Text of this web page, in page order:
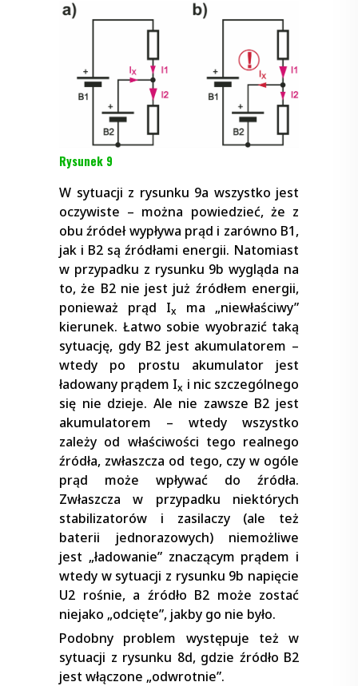
Rysunek 9
W sytuacji z rysunku 9a wszystko jest
oczywiste – można powiedzieć, że z
obu źródeł wypływa prąd i zarówno B1,
jak i B2 są źródłami energii. Natomiast
w przypadku z rysunku 9b wygląda na
to, że B2 nie jest już źródłem energii,
ponieważ prąd Ix
ma „niewłaściwy”
kierunek. Łatwo sobie wyobrazić taką
sytuację, gdy B2 jest akumulatorem –
wtedy po prostu akumulator jest
ładowany prądem Ix i nic szczególnego
się nie dzieje. Ale nie zawsze B2 jest
akumulatorem – wtedy wszystko
zależy od właściwości tego realnego
źródła, zwłaszcza od tego, czy w ogóle
prąd może wpływać do źródła.
Zwłaszcza w przypadku niektórych
stabilizatorów i zasilaczy (ale też
baterii jednorazowych) niemożliwe
jest „ładowanie” znaczącym prądem i
wtedy w sytuacji z rysunku 9b napięcie
U2 rośnie, a źródło B2 może zostać
niejako „odcięte”, jakby go nie było.
Podobny problem występuje też w
sytuacji z rysunku 8d, gdzie źródło B2
jest włączone „odwrotnie”.